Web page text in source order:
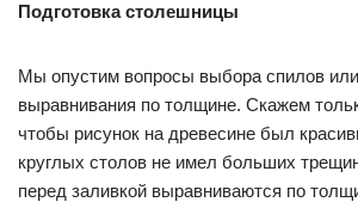
Подготовка столешницы
Мы опустим вопросы выбора спилов
выравнивания по толщине. Скажем
чтобы рисунок на древесине был
круглых столов не имел больших
перед заливкой выравниваются по